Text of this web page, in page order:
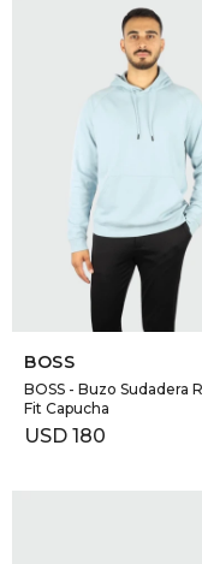
SELECCIONAR TALLE
BOSS
BOSS - Buzo Sudadera
Fit Capucha
USD 180